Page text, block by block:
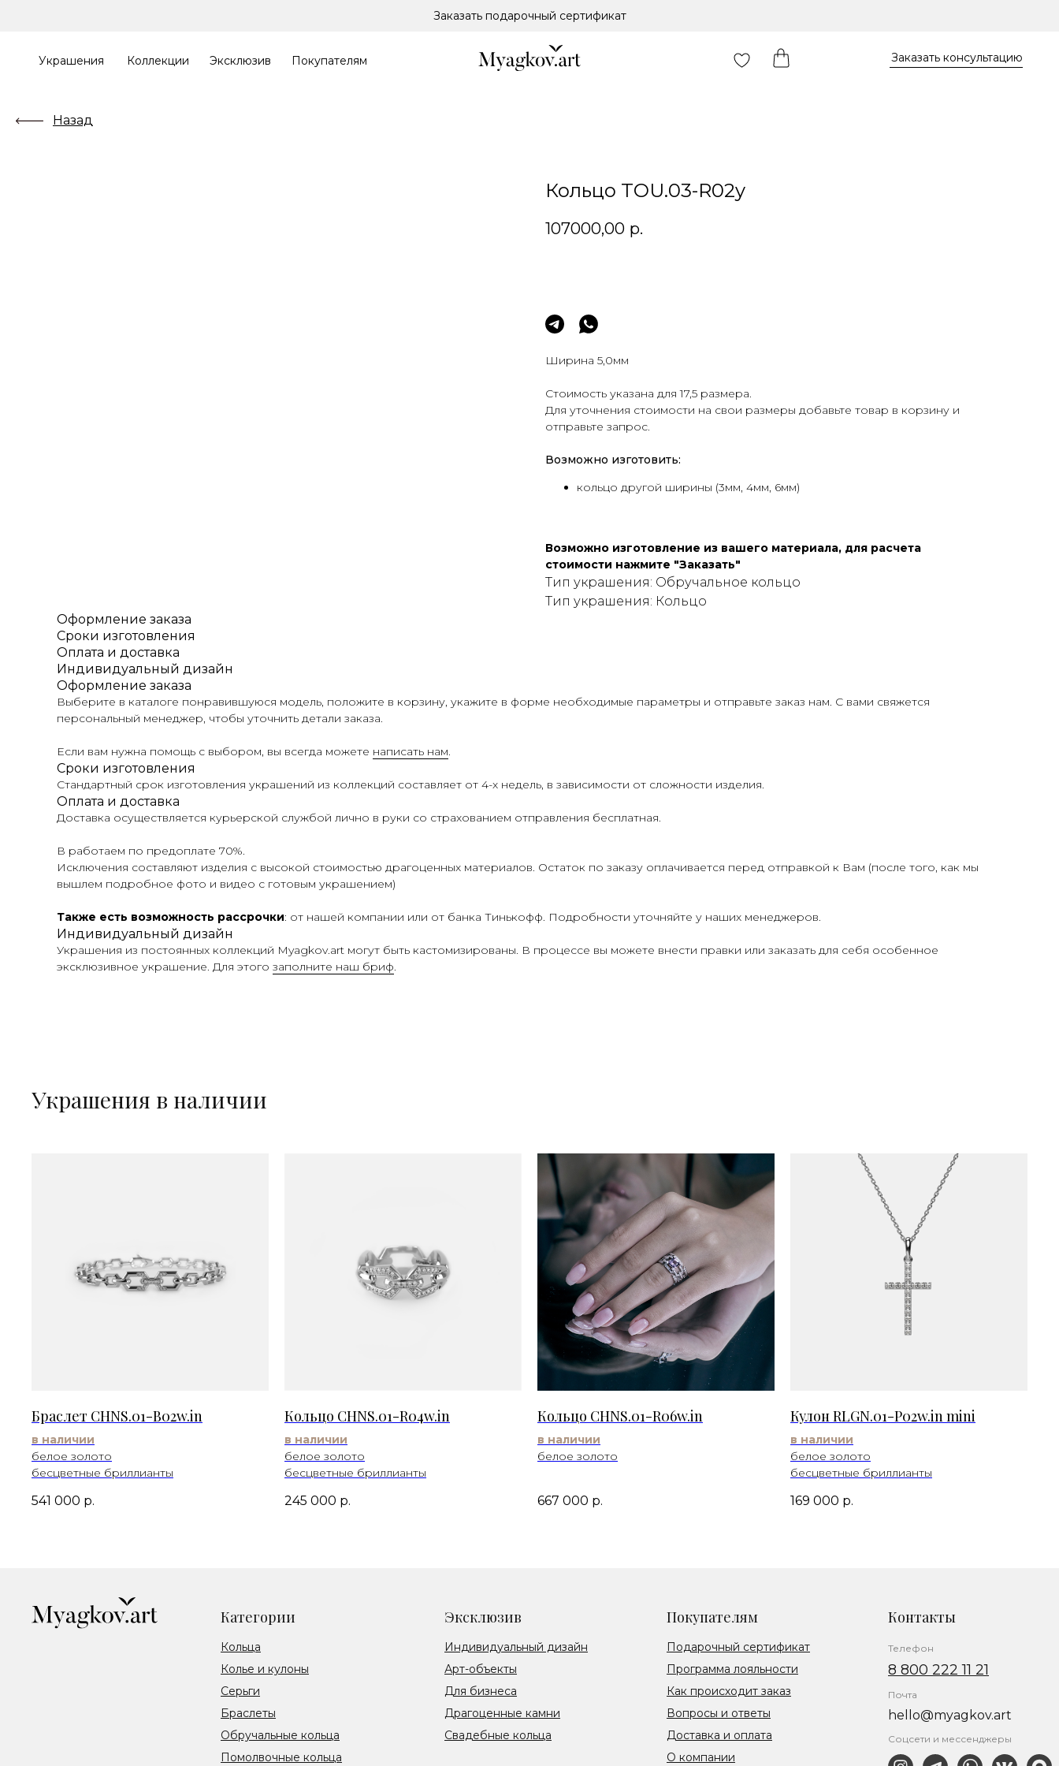
Заказать консультацию
Заказать подарочный сертификат
Покупателям
Коллекции Эксклюзив
Украшения
Назад
Кольцо TOU.03-R02y
107000,00 р.
Ширина 5,0мм
Стоимость указана для 17,5 размера.
Для уточнения стоимости на свои размеры добавьте товар в корзину и
отправьте запрос.
Возможно изготовить:
кольцо другой ширины (3мм, 4мм, 6мм)
Возможно изготовление из вашего материала, для расчета
стоимости нажмите "Заказать"
Тип украшения: Обручальное кольцо
Тип украшения: Кольцо
Оформление заказа
Сроки изготовления
Оплата и доставка
Индивидуальный дизайн
Оформление заказа
Выберите в каталоге понравившуюся модель, положите в корзину, укажите в форме необходимые параметры и отправьте заказ нам. С вами свяжется
персональный менеджер, чтобы уточнить детали заказа.
Если вам нужна помощь с выбором, вы всегда можете написать нам.
Сроки изготовления
Стандартный срок изготовления украшений из коллекций составляет от 4-х недель, в зависимости от сложности изделия.
Оплата и доставка
Доставка осуществляется курьерской службой лично в руки со страхованием отправления бесплатная.
В работаем по предоплате 70%.
Исключения составляют изделия с высокой стоимостью драгоценных материалов. Остаток по заказу оплачивается перед отправкой к Вам (после того, как мы
вышлем подробное фото и видео с готовым украшением)
Также есть возможность рассрочки: от нашей компании или от банка Тинькофф. Подробности уточняйте у наших менеджеров.
Индивидуальный дизайн
Украшения из постоянных коллекций Myagkov.art могут быть кастомизированы. В процессе вы можете внести правки или заказать для себя особенное
эксклюзивное украшение. Для этого заполните наш бриф.
Украшения в наличии
Браслет CHNS.01-B02w.in
в наличии
белое золото
бесцветные бриллианты
541 000 р.
Кольцо CHNS.01-R04w.in
в наличии
белое золото
бесцветные бриллианты
245 000 р.
Кольцо CHNS.01-R06w.in
в наличии
белое золото
667 000 р.
Кулон RLGN.01-P02w.in mini
в наличии
белое золото
бесцветные бриллианты
169 000 р.
Контакты
Покупателям
Эксклюзив
Категории
Телефон
О компании
Доставка и оплата
Вопросы и ответы
Как происходит заказ
Подарочный сертификат
Свадебные кольца
Драгоценные камни
Для бизнеса
Арт-объекты
Индивидуальный дизайн
Помолвочные кольца
Обручальные кольца
Браслеты
Серьги
Колье и кулоны
Кольца
Соцсети и мессенджеры
hello@myagkov.art
Почта
8 800 222 11 21
Программа лояльности